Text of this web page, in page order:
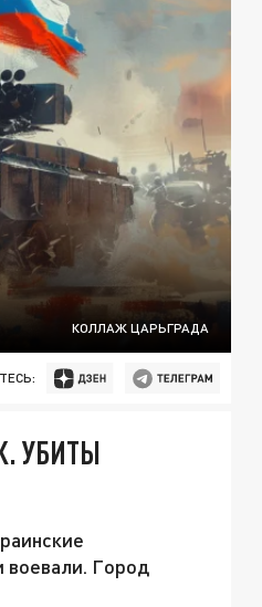
КОЛЛАЖ ЦАРЬГРАДА
УБИТЫ
воевали. Город